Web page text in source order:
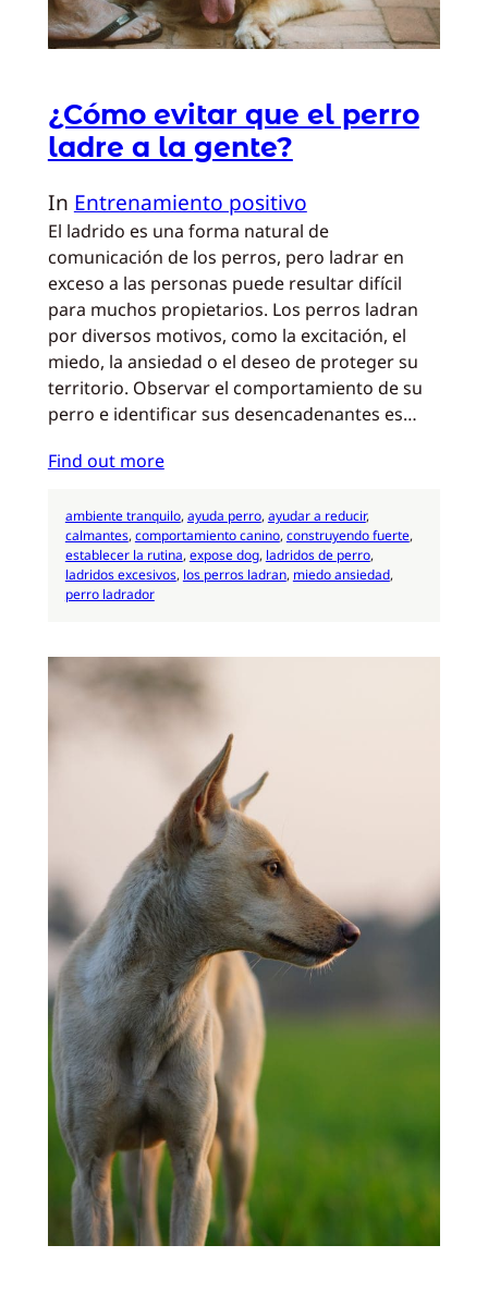
¿Cómo evitar que el perro
ladre a la gente?
In Entrenamiento positivo
El ladrido es una forma natural de
comunicación de los perros, pero ladrar en
exceso a las personas puede resultar difícil
para muchos propietarios. Los perros ladran
por diversos motivos, como la excitación, el
miedo, la ansiedad o el deseo de proteger su
territorio. Observar el comportamiento de su
perro e identificar sus desencadenantes es…
Find out more
ambiente tranquilo, ayuda perro, ayudar a reducir
calmantes, comportamiento canino, construyendo fuerte
establecer la rutina, expose dog, ladridos de perro
ladridos excesivos, los perros ladran, miedo ansiedad
perro ladrador